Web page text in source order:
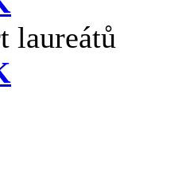
laureátů